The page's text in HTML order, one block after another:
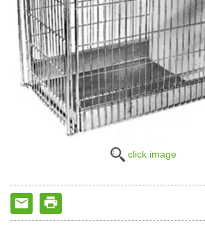
click image